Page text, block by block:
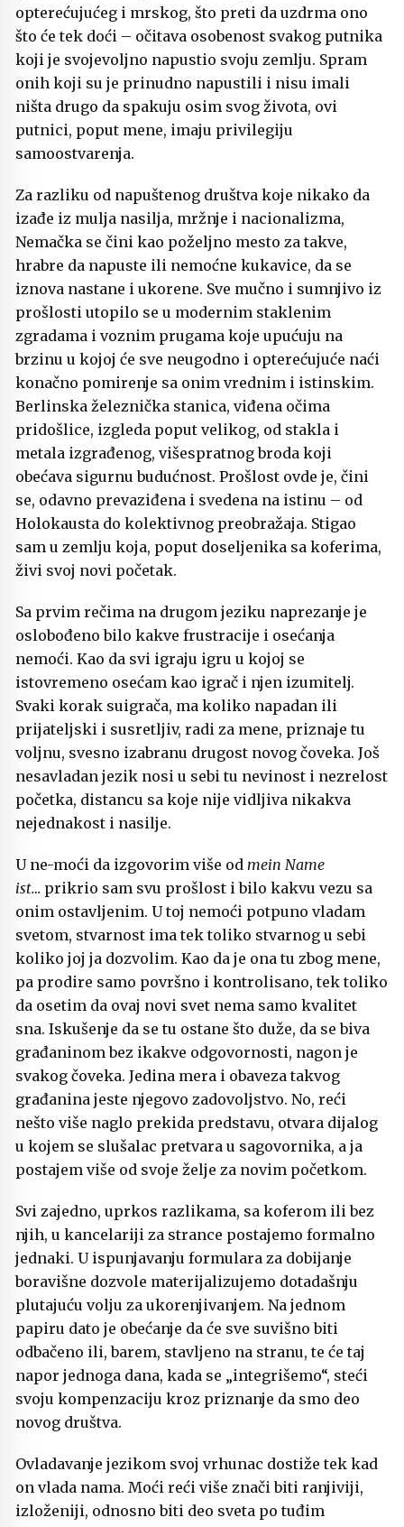
opterećujućeg i mrskog, što preti da uzdrma ono
što će tek doći – očitava osobenost svakog putnika
koji je svojevoljno napustio svoju zemlju. Spram
onih koji su je prinudno napustili i nisu imali
ništa drugo da spakuju osim svog života, ovi
putnici, poput mene, imaju privilegiju
samoostvarenja.
Za razliku od napuštenog društva koje nikako da
izađe iz mulja nasilja, mržnje i nacionalizma,
Nemačka se čini kao poželjno mesto za takve,
hrabre da napuste ili nemoćne kukavice, da se
iznova nastane i ukorene. Sve mučno i sumnjivo iz
prošlosti utopilo se u modernim staklenim
zgradama i voznim prugama koje upućuju na
brzinu u kojoj će sve neugodno i opterećujuće naći
konačno pomirenje sa onim vrednim i istinskim.
Berlinska železnička stanica, viđena očima
pridošlice, izgleda poput velikog, od stakla i
metala izgrađenog, višespratnog broda koji
obećava sigurnu budućnost. Prošlost ovde je, čini
se, odavno prevaziđena i svedena na istinu – od
Holokausta do kolektivnog preobražaja. Stigao
sam u zemlju koja, poput doseljenika sa koferima,
živi svoj novi početak.
Sa prvim rečima na drugom jeziku naprezanje je
oslobođeno bilo kakve frustracije i osećanja
nemoći. Kao da svi igraju igru u kojoj se
istovremeno osećam kao igrač i njen izumitelj.
Svaki korak suigrača, ma koliko napadan ili
prijateljski i susretljiv, radi za mene, priznaje tu
voljnu, svesno izabranu drugost novog čoveka. Još
nesavladan jezik nosi u sebi tu nevinost i nezrelost
početka, distancu sa koje nije vidljiva nikakva
nejednakost i nasilje.
U ne-moći da izgovorim više od mein Name
ist… prikrio sam svu prošlost i bilo kakvu vezu sa
onim ostavljenim. U toj nemoći potpuno vladam
svetom, stvarnost ima tek toliko stvarnog u sebi
koliko joj ja dozvolim. Kao da je ona tu zbog mene,
pa prodire samo površno i kontrolisano, tek toliko
da osetim da ovaj novi svet nema samo kvalitet
sna. Iskušenje da se tu ostane što duže, da se biva
građaninom bez ikakve odgovornosti, nagon je
svakog čoveka. Jedina mera i obaveza takvog
građanina jeste njegovo zadovoljstvo. No, reći
nešto više naglo prekida predstavu, otvara dijalog
u kojem se slušalac pretvara u sagovornika, a ja
postajem više od svoje želje za novim početkom.
Svi zajedno, uprkos razlikama, sa koferom ili bez
njih, u kancelariji za strance postajemo formalno
jednaki. U ispunjavanju formulara za dobijanje
boravišne dozvole materijalizujemo dotadašnju
plutajuću volju za ukorenjivanjem. Na jednom
papiru dato je obećanje da će sve suvišno biti
odbačeno ili, barem, stavljeno na stranu, te će taj
napor jednoga dana, kada se „integrišemo“, steći
svoju kompenzaciju kroz priznanje da smo deo
novog društva.
Ovladavanje jezikom svoj vrhunac dostiže tek kad
on vlada nama. Moći reći više znači biti ranjiviji,
izloženiji, odnosno biti deo sveta po tuđim